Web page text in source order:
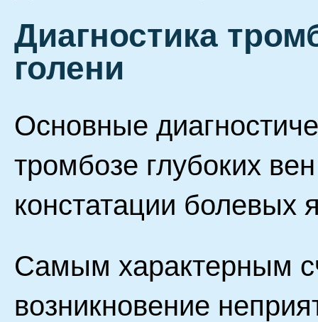
Диагностика
голени
Основные
тромбозе глубоких
констатации болевых
Самым характерным
возникновение